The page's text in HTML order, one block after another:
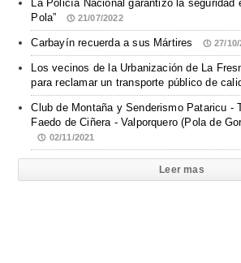
La Policía Nacional garantizó la seguridad
Pola”
21/07/2022
Carbayín recuerda a sus Mártires 27/
Los vecinos de la Urbanización de La
para reclamar un transporte público de
Club de Montaña y Senderismo Pataricu -
Faedo de Ciñera - Valporquero (Pola de
02/11/2021
Leer mas